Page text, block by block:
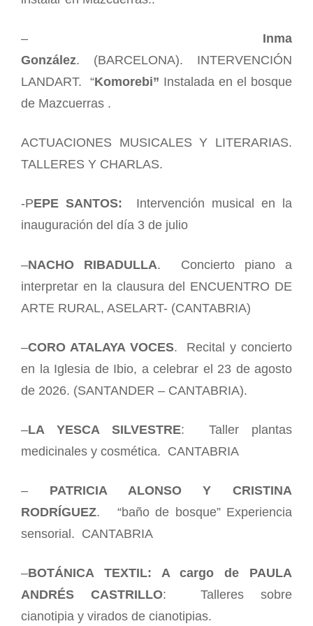
– Inma
González. (BARCELONA). INTERVENCIÓN
LANDART. “Komorebi” Instalada en el bosque
de Mazcuerras .
ACTUACIONES MUSICALES Y LITERARIAS.
TALLERES Y CHARLAS.
-PEPE SANTOS: Intervención musical en la
inauguración del día 3 de julio
–NACHO RIBADULLA. Concierto piano a
interpretar en la clausura del ENCUENTRO DE
ARTE RURAL, ASELART- (CANTABRIA)
–CORO ATALAYA VOCES. Recital y concierto
en la Iglesia de Ibio, a celebrar el 23 de agosto
de 2026. (SANTANDER – CANTABRIA).
–LA YESCA SILVESTRE: Taller plantas
medicinales y cosmética. CANTABRIA
– PATRICIA ALONSO Y CRISTINA
RODRÍGUEZ. “baño de bosque” Experiencia
sensorial. CANTABRIA
–BOTÁNICA TEXTIL: A cargo de PAULA
ANDRÉS CASTRILLO: Talleres sobre
cianotipia y virados de cianotipias.